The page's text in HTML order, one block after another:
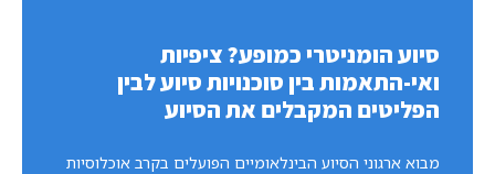
סיוע הומניטרי כמופע? ציפיות
ואי-התאמות בין סוכנויות סיוע לבין
הפליטים המקבלים את הסיוע
מבוא ארגוני הסיוע הבינלאומיים הפועלים בקרב אוכלוסיות